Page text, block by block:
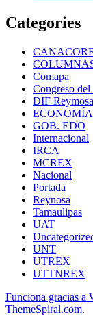
Categories
Comapa
Congreso del
DIF Reymosa
GOB. EDO
Internacional
IRCA
MCREX
Nacional
Portada
Reynosa
Tamaulipas
UAT
UNT
UTREX
UTTNREX
Funciona gracias a
ThemeSpiral.com.